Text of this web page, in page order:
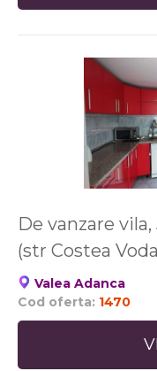
De vanzare vila,
(str Costea
Valea Adanca
Cod oferta: 1470